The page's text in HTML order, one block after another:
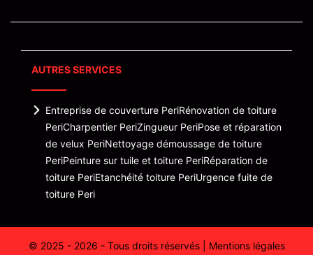
AUTRES SERVICES
Entreprise de couverture PeriRénovation de toiture
PeriCharpentier PeriZingueur PeriPose et réparation
de velux PeriNettoyage démoussage de toiture
PeriPeinture sur tuile et toiture PeriRéparation de
toiture PeriEtanchéité toiture PeriUrgence fuite de
toiture Peri
© 2025 - 2026 - Tous droits réservés | Mentions légales